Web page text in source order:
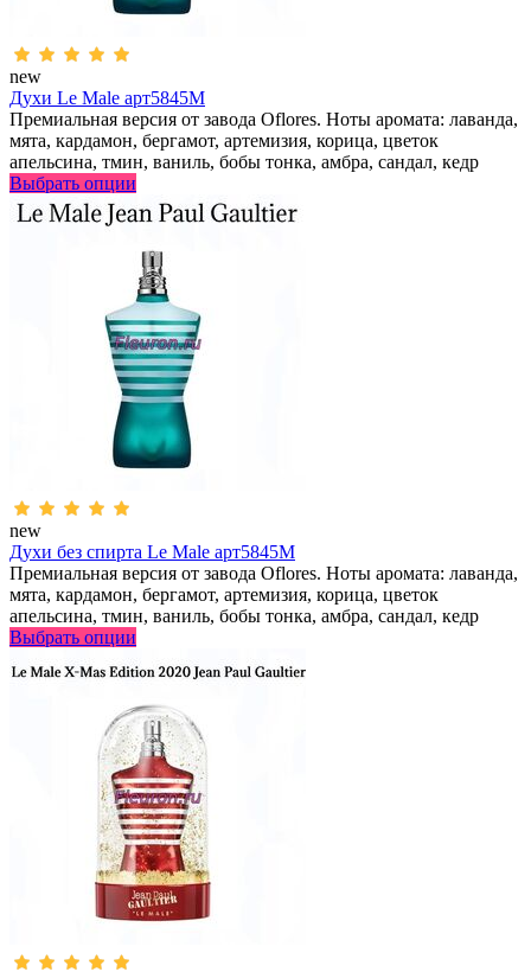
new
Духи Le Male арт5845M
Премиальная версия от завода Oflores. Ноты аромата: лаванда,
мята, кардамон, бергамот, артемизия, корица, цветок
апельсина, тмин, ваниль, бобы тонка, амбра, сандал, кедр
Выбрать опции
new
Духи без спирта Le Male арт5845M
Премиальная версия от завода Oflores. Ноты аромата: лаванда,
мята, кардамон, бергамот, артемизия, корица, цветок
апельсина, тмин, ваниль, бобы тонка, амбра, сандал, кедр
Выбрать опции